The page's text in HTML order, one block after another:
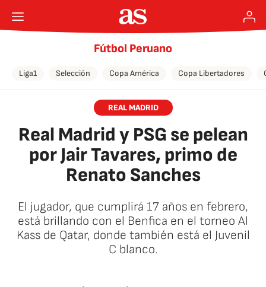
Fútbol Peruano
Liga1 Selección Copa América Copa Libertadores
REAL MADRID
Real Madrid y PSG se pelean
por Jair Tavares, primo de
Renato Sanches
El jugador, que cumplirá 17 años en febrero,
está brillando con el Benfica en el torneo Al
Kass de Qatar, donde también está el Juvenil
C blanco.